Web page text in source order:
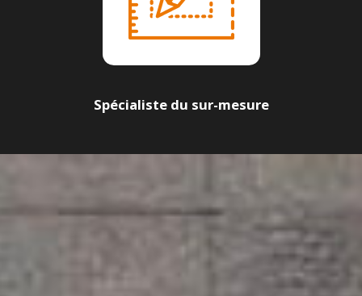
Spécialiste du sur-mesure